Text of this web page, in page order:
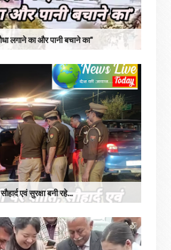
लगाने का और पानी बचाने का"
एवं सुरक्षा बनी रहे...